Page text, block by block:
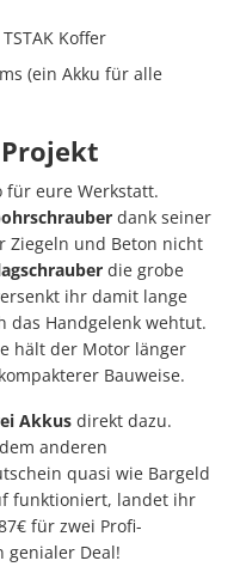
Koffer
(ein Akku für alle
für eure Werkstatt.
dank seiner
Ziegeln und Beton nicht
die grobe
ihr damit lange
das Handgelenk wehtut.
hält der Motor länger
Bauweise.
Akkus direkt dazu.
anderen
quasi wie Bargeld
funktioniert, landet ihr
für zwei Profi-
genialer Deal!